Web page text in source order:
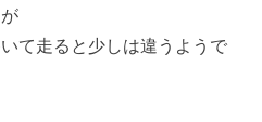
て走ると少しは違うようで